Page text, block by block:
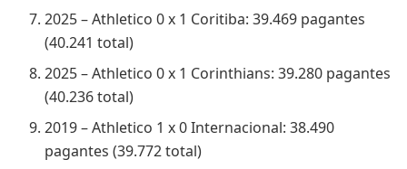
2025 – Athletico 0 x 1 Coritiba: 39.469 pagantes
(40.241 total)
2025 – Athletico 0 x 1 Corinthians: 39.280 pagantes
(40.236 total)
2019 – Athletico 1 x 0 Internacional: 38.490
pagantes (39.772 total)